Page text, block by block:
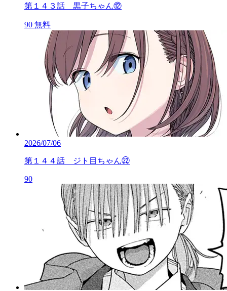
第１４３話 黒子ちゃん⑫
90 無料
2026/07/06
第１４４話 ジト目ちゃん㉒
90